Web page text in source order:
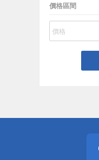
價格區間